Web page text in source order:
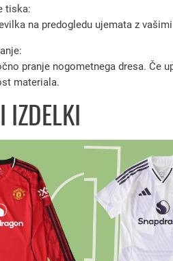
tiska:
na predogledu ujemata z
pranje nogometnega dresa. Če
materiala.
IZDELKI